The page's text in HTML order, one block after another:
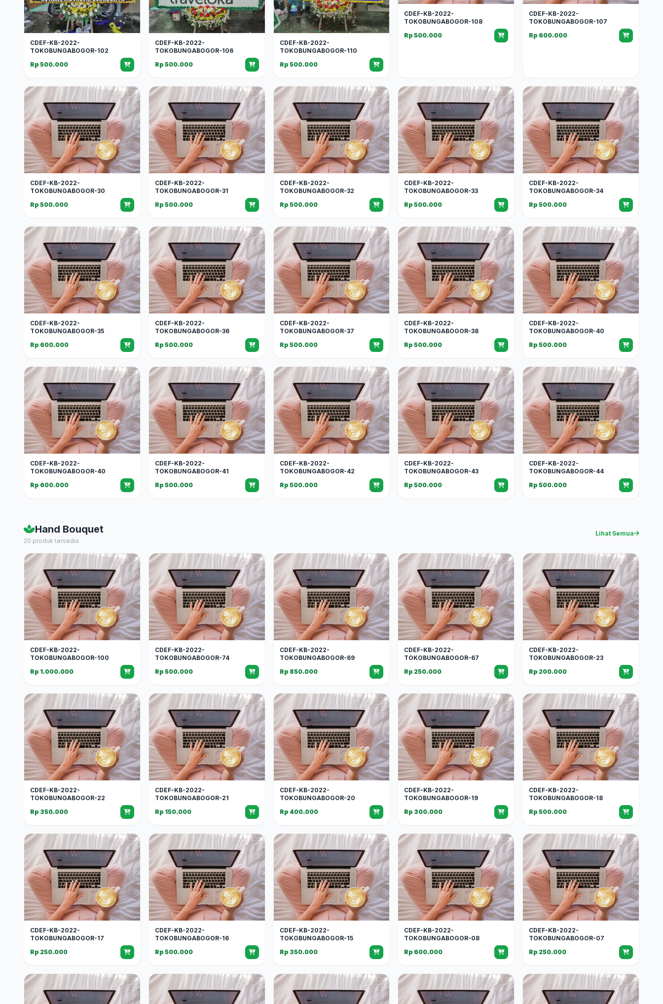
CDEF-KB-2022-
TOKOBUNGABOGOR-102
Rp 500.000
CDEF-KB-2022-
TOKOBUNGABOGOR-106
Rp 500.000
CDEF-KB-2022-
TOKOBUNGABOGOR-110
Rp 500.000
CDEF-KB-2022-
TOKOBUNGABOGOR-108
Rp 500.000
CDEF-KB-2022-
TOKOBUNGABOGOR-107
Rp 600.000
CDEF-KB-2022-
TOKOBUNGABOGOR-30
Rp 500.000
CDEF-KB-2022-
TOKOBUNGABOGOR-31
Rp 500.000
CDEF-KB-2022-
TOKOBUNGABOGOR-32
Rp 500.000
CDEF-KB-2022-
TOKOBUNGABOGOR-33
Rp 500.000
CDEF-KB-2022-
TOKOBUNGABOGOR-34
Rp 500.000
CDEF-KB-2022-
TOKOBUNGABOGOR-35
Rp 600.000
CDEF-KB-2022-
TOKOBUNGABOGOR-36
Rp 500.000
CDEF-KB-2022-
TOKOBUNGABOGOR-37
Rp 500.000
CDEF-KB-2022-
TOKOBUNGABOGOR-38
Rp 500.000
CDEF-KB-2022-
TOKOBUNGABOGOR-40
Rp 500.000
CDEF-KB-2022-
TOKOBUNGABOGOR-40
Rp 600.000
CDEF-KB-2022-
TOKOBUNGABOGOR-41
Rp 500.000
CDEF-KB-2022-
TOKOBUNGABOGOR-42
Rp 500.000
CDEF-KB-2022-
TOKOBUNGABOGOR-43
Rp 500.000
CDEF-KB-2022-
TOKOBUNGABOGOR-44
Rp 500.000
Hand Bouquet
20 produk tersedia
Lihat Semua
CDEF-KB-2022-
TOKOBUNGABOGOR-100
Rp 1.000.000
CDEF-KB-2022-
TOKOBUNGABOGOR-74
Rp 500.000
CDEF-KB-2022-
TOKOBUNGABOGOR-69
Rp 850.000
CDEF-KB-2022-
TOKOBUNGABOGOR-67
Rp 250.000
CDEF-KB-2022-
TOKOBUNGABOGOR-23
Rp 200.000
CDEF-KB-2022-
TOKOBUNGABOGOR-22
Rp 350.000
CDEF-KB-2022-
TOKOBUNGABOGOR-21
Rp 150.000
CDEF-KB-2022-
TOKOBUNGABOGOR-20
Rp 400.000
CDEF-KB-2022-
TOKOBUNGABOGOR-19
Rp 300.000
CDEF-KB-2022-
TOKOBUNGABOGOR-18
Rp 500.000
CDEF-KB-2022-
TOKOBUNGABOGOR-17
Rp 250.000
CDEF-KB-2022-
TOKOBUNGABOGOR-16
Rp 500.000
CDEF-KB-2022-
TOKOBUNGABOGOR-15
Rp 350.000
CDEF-KB-2022-
TOKOBUNGABOGOR-08
Rp 600.000
CDEF-KB-2022-
TOKOBUNGABOGOR-07
Rp 250.000